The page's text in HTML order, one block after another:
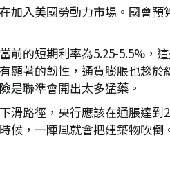
加入美國勞動力市場。國會
前的短期利率為5.25-5.5%，
顯著的韌性，通貨膨脹也趨
是聯準會開出太多猛藥。
滑路徑，央行應該在通脹達
候，一陣風就會把建築物吹